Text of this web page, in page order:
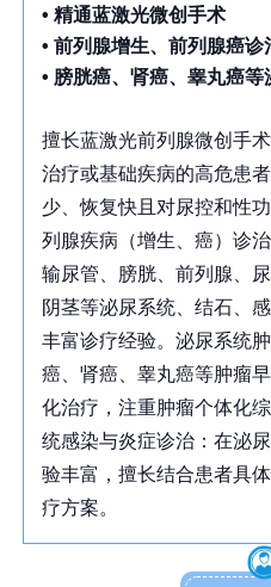
•精通蓝激光微创手术
• 前列腺增生、前列腺癌诊
• 膀胱癌、肾癌、睾丸癌
擅长蓝激光前列腺微创手
治疗或基础疾病的高危患
少、恢复快且对尿控和性
列腺疾病（增生、癌）诊
输尿管、膀胱、前列腺、
阴茎等泌尿系统、结石、
丰富诊疗经验。泌尿系统
癌、肾癌、睾丸癌等肿瘤
化治疗，注重肿瘤个体化
统感染与炎症诊治：在泌
验丰富，擅长结合患者具
疗方案。